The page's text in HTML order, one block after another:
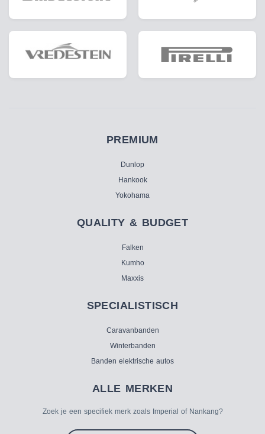
PREMIUM
Dunlop
Hankook
Yokohama
QUALITY & BUDGET
Falken
Kumho
Maxxis
SPECIALISTISCH
Caravanbanden
Winterbanden
Banden elektrische autos
ALLE MERKEN
Zoek je een specifiek merk zoals Imperial of Nankang?